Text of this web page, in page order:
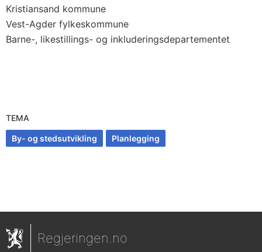
Kristiansand kommune
Vest-Agder fylkeskommune
Barne-, likestillings- og inkluderingsdepartementet
TEMA
By- og stedsutvikling Planlegging
Regjeringen.no